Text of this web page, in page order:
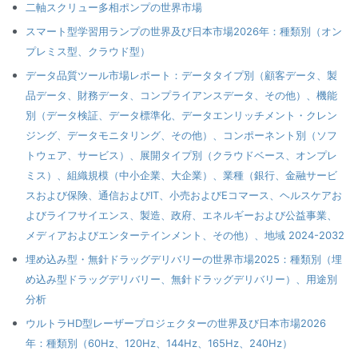
二軸スクリュー多相ポンプの世界市場
スマート型学習用ランプの世界及び日本市場2026年：種類別（オン
プレミス型、クラウド型）
データ品質ツール市場レポート：データタイプ別（顧客データ、製
品データ、財務データ、コンプライアンスデータ、その他）、機能
別（データ検証、データ標準化、データエンリッチメント・クレン
ジング、データモニタリング、その他）、コンポーネント別（ソフ
トウェア、サービス）、展開タイプ別（クラウドベース、オンプレ
ミス）、組織規模（中小企業、大企業）、業種（銀行、金融サービ
スおよび保険、通信およびIT、小売およびEコマース、ヘルスケアお
よびライフサイエンス、製造、政府、エネルギーおよび公益事業、
メディアおよびエンターテインメント、その他）、地域 2024-2032
埋め込み型・無針ドラッグデリバリーの世界市場2025：種類別（埋
め込み型ドラッグデリバリー、無針ドラッグデリバリー）、用途別
分析
ウルトラHD型レーザープロジェクターの世界及び日本市場2026
年：種類別（60Hz、120Hz、144Hz、165Hz、240Hz）